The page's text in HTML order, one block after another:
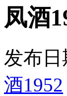
凤酒
发布日
酒1952